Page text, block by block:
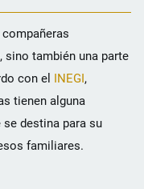
sino también una parte
con el INEGI,
tienen alguna
destina para su
familiares.